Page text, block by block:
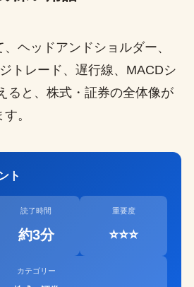
ヘッドアンドショルダー、
トレード、遅行線、MACDシ
ると、株式・証券の全体像が
。
ト
読了時間
約3分
重要度
⭐⭐⭐
カテゴリー